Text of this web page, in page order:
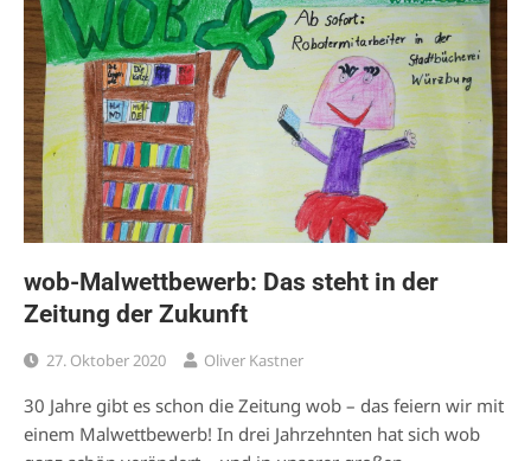
wob-Malwettbewerb: Das steht in der
Zeitung der Zukunft
27. Oktober 2020 Oliver Kastner
30 Jahre gibt es schon die Zeitung wob – das feiern wir mit
einem Malwettbewerb! In drei Jahrzehnten hat sich wob